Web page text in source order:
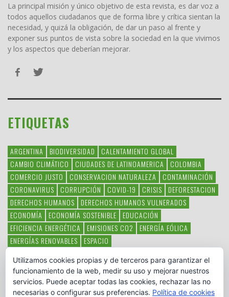
La principal misión y único objetivo de esta revista, es dar voz a
todos aquellos ciudadanos que de forma libre y crítica sientan la
necesidad, y quizá la obligación, de dar un paso al frente y
exponer sus puntos de vista sobre la sociedad en la que vivimos
y los aspectos que deberían mejorar.
ETIQUETAS
ARGENTINA BIODIVERSIDAD
CALENTAMIENTO GLOBAL
CAMBIO CLIMÁTICO
CIUDADES DE LATINOAMERICA
COLOMBIA
COMERCIO JUSTO
CONSERVACION NATURALEZA
CONTAMINACIÓN
CORONAVIRUS
CORRUPCIÓN COVID-19 CRISIS
DEFORESTACION
DERECHOS HUMANOS
DERECHOS HUMANOS VULNERADOS
ECONOMÍA
ECONOMÍA SOSTENIBLE
EDUCACIÓN
EFICIENCIA ENERGÉTICA
EMISIONES CO2
ENERGÍA EÓLICA
ENERGÍAS RENOVABLES
ESPACIO
HAMBRE LATINOAMÉRICA MEDIO AMBIENTE
MÉXICO
OBJETIVOS DEL MILENIO
ONGS PAZ POBREZA POESÍA
POLITICA
PUEBLOS INDÍGENAS RSC RSE SOBERANÍA ALIMENTARIA
Utilizamos cookies propias y de terceros para garantizar el
funcionamiento de la web, medir su uso y mejorar nuestros
servicios. Puede aceptar todas las cookies, rechazar las no
necesarias o configurar sus preferencias. Política de cookies